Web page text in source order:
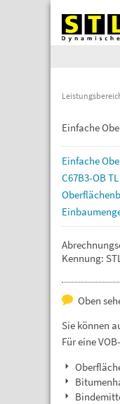
Einfache
Einfache
C67B3-OBTL
Kennung:
Oben
Sie können
Für eine